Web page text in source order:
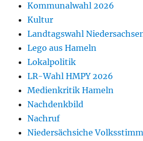
Kommunalwahl 2026
Kultur
Landtagswahl
Lego aus Hameln
Lokalpolitik
LR-Wahl HMPY 2026
Medienkritik Hameln
Nachdenkbild
Nachruf
Niedersächsiche